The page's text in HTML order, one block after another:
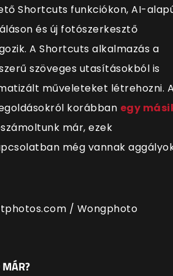
Shortcuts funkciókon, AI-
és új fotószerkesztő
A Shortcuts alkalmazás a
szöveges utasításokból is
műveleteket létrehozni.
korábban egy
már, ezek
még vannak
/ Wongphoto
MÁR?